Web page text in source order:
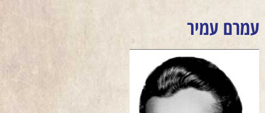
עמרם עמיר